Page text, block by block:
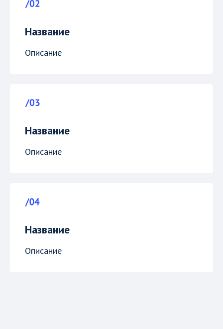
Название
Описание
Название
Описание
Название
Описание